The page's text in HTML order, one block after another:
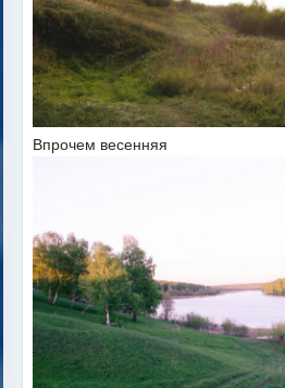
Впрочем весенняя